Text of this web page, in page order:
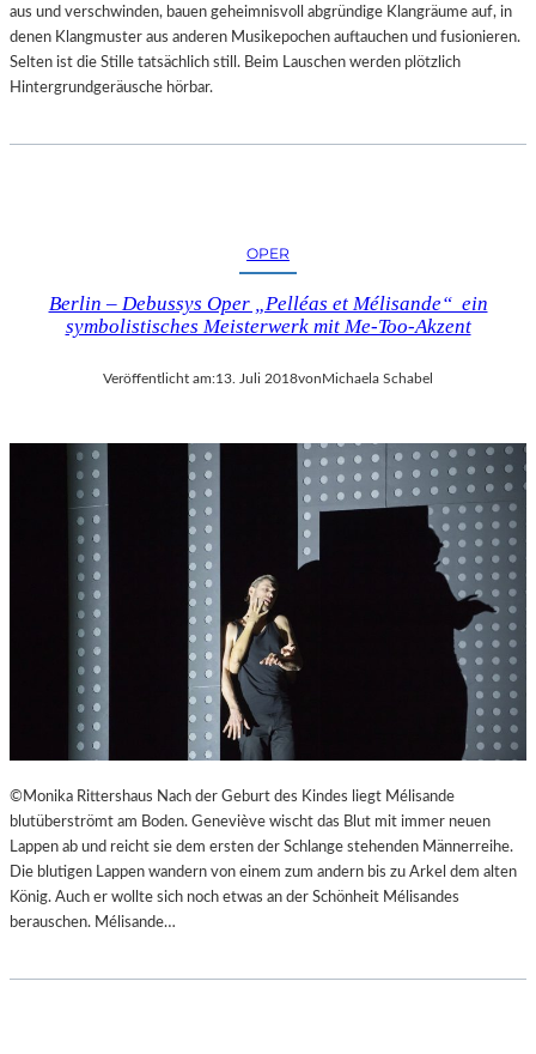
aus und verschwinden, bauen geheimnisvoll abgründige Klangräume auf, in
denen Klangmuster aus anderen Musikepochen auftauchen und fusionieren.
Selten ist die Stille tatsächlich still. Beim Lauschen werden plötzlich
Hintergrundgeräusche hörbar.
OPER
Berlin – Debussys Oper „Pelléas et Mélisande“ ein
symbolistisches Meisterwerk mit Me-Too-Akzent
Veröffentlicht am:13. Juli 2018vonMichaela Schabel
©Monika Rittershaus Nach der Geburt des Kindes liegt Mélisande
blutüberströmt am Boden. Geneviève wischt das Blut mit immer neuen
Lappen ab und reicht sie dem ersten der Schlange stehenden Männerreihe.
Die blutigen Lappen wandern von einem zum andern bis zu Arkel dem alten
König. Auch er wollte sich noch etwas an der Schönheit Mélisandes
berauschen. Mélisande…